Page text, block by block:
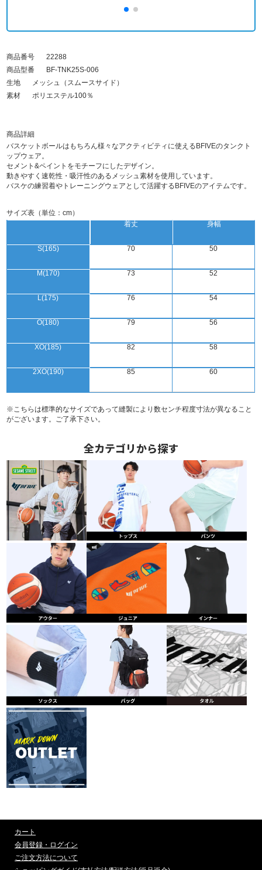
商品番号
22288
商品型番
BF-TNK25S-006
生地
メッシュ（スムースサイド）
素材
ポリエステル100％
商品詳細
バスケットボールはもちろん様々なアクティビティに使えるBFIVEのタンクト
ップウェア。
セメント&ペイントをモチーフにしたデザイン。
動きやすく速乾性・吸汗性のあるメッシュ素材を使用しています。
バスケの練習着やトレーニングウェアとして活躍するBFIVEのアイテムです。
サイズ表（単位：cm）
S(165)
M(170)
L(175)
O(180)
XO(185)
2XO(190)
着丈
70
73
76
79
82
85
身幅
50
52
54
56
58
60
※こちらは標準的なサイズであって縫製により数センチ程度寸法が異なること
がございます。ご了承下さい。
全カテゴリから探す
カート
会員登録・ログイン
ご注文方法について